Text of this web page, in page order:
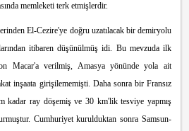
memleketi terk etmişlerdir.
El-Cezire'ye doğru uzatılacak bir demiryolu
itibaren düşünülmüş idi. Bu mevzuda ilk
Macar'a verilmiş, Amasya yönünde yola ait
inşaata girişilememişti. Daha sonra bir Fransız
kadar ray döşemiş ve 30 km'lik tesviye yapmış
Cumhuriyet kurulduktan sonra Samsun-